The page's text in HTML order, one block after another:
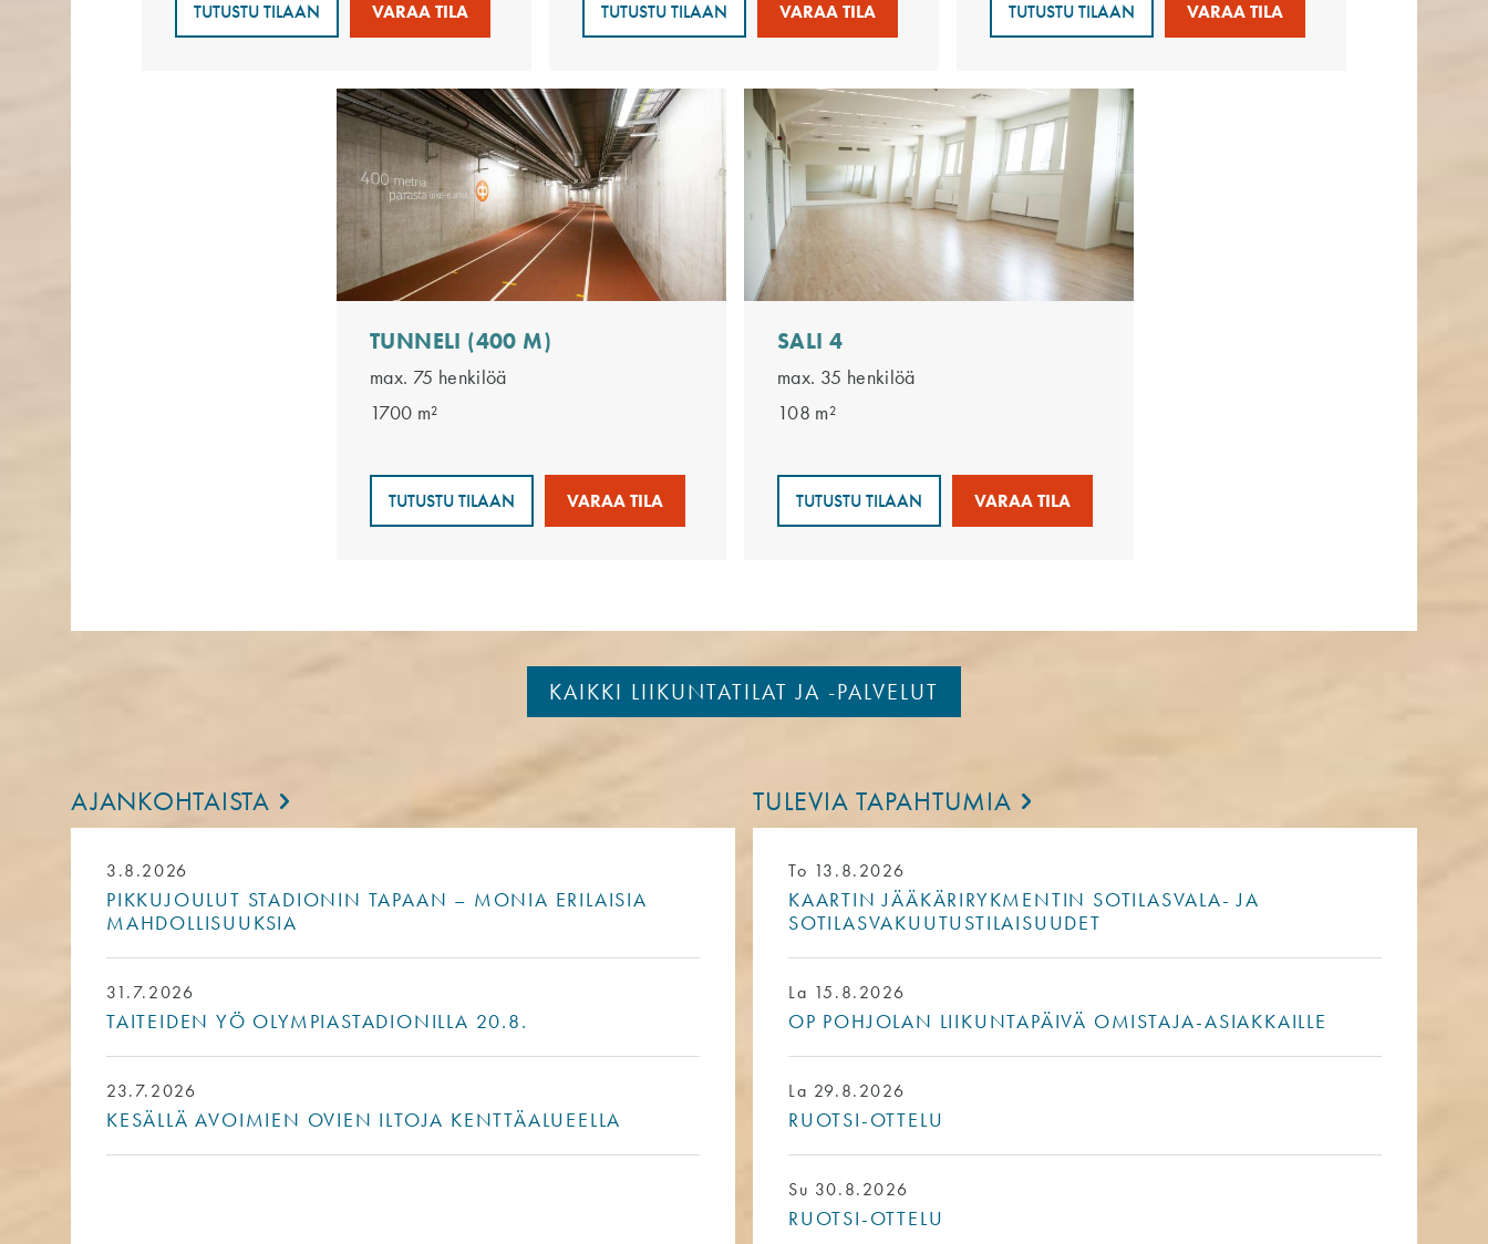
TUTUSTU TILAAN VARAA TILA TUTUSTU TILAAN VARAA TILA TUTUSTU TILAAN VARAA TILA
TUNNELI (400 M)
max. 75 henkilöä
1700 m²
TUTUSTU TILAAN VARAA TILA
SALI 4
max. 35 henkilöä
108 m²
TUTUSTU TILAAN VARAA TILA
KAIKKI LIIKUNTATILAT JA -PALVELUT
AJANKOHTAISTA
3.8.2026
PIKKUJOULUT STADIONIN TAPAAN – MONIA ERILAISIA
MAHDOLLISUUKSIA
31.7.2026
TAITEIDEN YÖ OLYMPIASTADIONILLA 20.8.
23.7.2026
KESÄLLÄ AVOIMIEN OVIEN ILTOJA KENTTÄALUEELLA
TULEVIA TAPAHTUMIA
To 13.8.2026
KAARTIN JÄÄKÄRIRYKMENTIN SOTILASVALA- JA
SOTILASVAKUUTUSTILAISUUDET
La 15.8.2026
OP POHJOLAN LIIKUNTAPÄIVÄ OMISTAJA-ASIAKKAILLE
La 29.8.2026
RUOTSI-OTTELU
Su 30.8.2026
RUOTSI-OTTELU